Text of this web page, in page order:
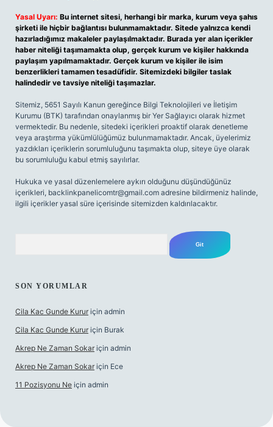
Yasal Uyarı: Bu internet sitesi, herhangi bir marka, kurum veya şahıs
şirketi ile hiçbir bağlantısı bulunmamaktadır. Sitede yalnızca kendi
hazırladığımız makaleler paylaşılmaktadır. Burada yer alan içerikler
haber niteliği taşımamakta olup, gerçek kurum ve kişiler hakkında
paylaşım yapılmamaktadır. Gerçek kurum ve kişiler ile isim
benzerlikleri tamamen tesadüfidir. Sitemizdeki bilgiler taslak
halindedir ve tavsiye niteliği taşımazlar.
Sitemiz, 5651 Sayılı Kanun gereğince Bilgi Teknolojileri ve İletişim
Kurumu (BTK) tarafından onaylanmış bir Yer Sağlayıcı olarak hizmet
vermektedir. Bu nedenle, sitedeki içerikleri proaktif olarak denetleme
veya araştırma yükümlülüğümüz bulunmamaktadır. Ancak, üyelerimiz
yazdıkları içeriklerin sorumluluğunu taşımakta olup, siteye üye olarak
bu sorumluluğu kabul etmiş sayılırlar.
Hukuka ve yasal düzenlemelere aykırı olduğunu düşündüğünüz
içerikleri, backlinkpanelicomtr@gmail.com adresine bildirmeniz halinde,
ilgili içerikler yasal süre içerisinde sitemizden kaldırılacaktır.
SON YORUMLAR
Cila Kac Gunde Kurur için admin
Cila Kac Gunde Kurur için Burak
Akrep Ne Zaman Sokar için admin
Akrep Ne Zaman Sokar için Ece
11 Pozisyonu Ne için admin